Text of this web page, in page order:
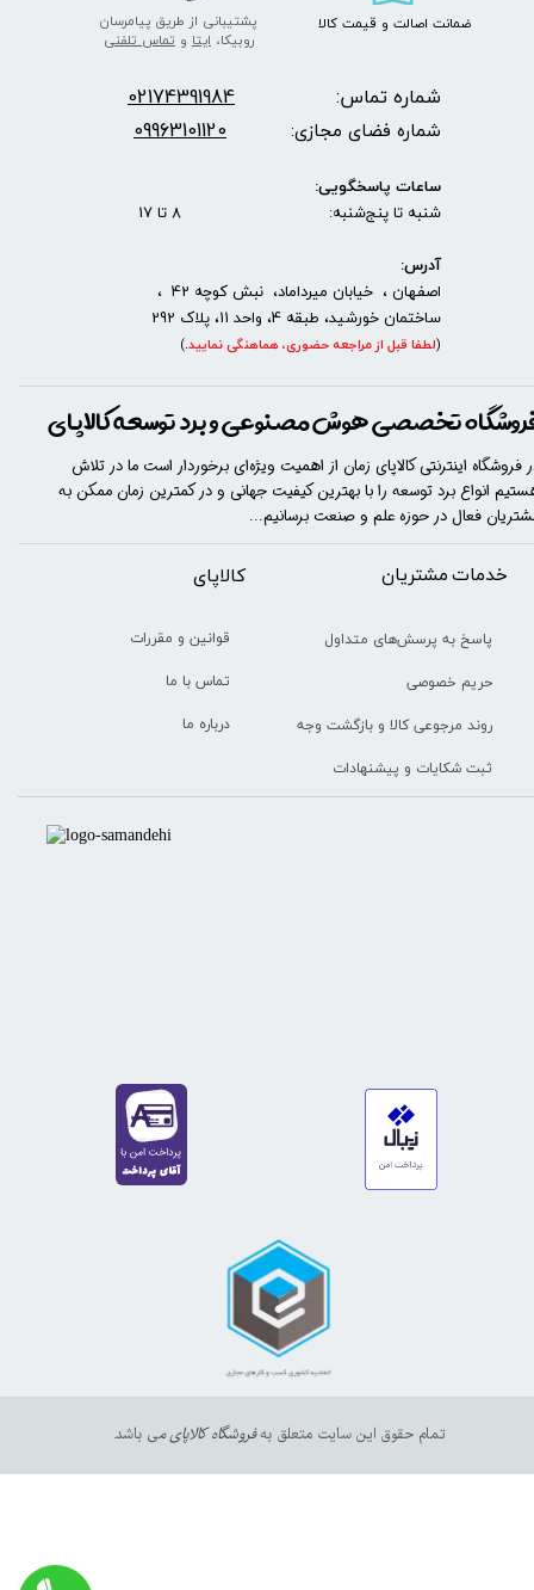
تمام حقوق این سایت متعلق بهفروشگاه کالاپای می باشد.
پشتیبانی از طریق پیامرسان
روبیکا،ایتا وتماس تلفنی
ضمانت اصالت و قیمت​​​​​​​ کالا ​​​​​​​
خدمات مشتریان
پاسخ به پرسش‌های متداول
حریم خصوصی
روند مرجوعی کالا و بازگشت وجه
ثبت شکایات و پیشنهادات
​​کالاپای
قوانین و مقررات
تماس با ما
درباره ما
تخصصی هوش مصنوعی و برد توسعه کالاپای
فروشگاه اینترنتی کالاپای زمان از اهمیت ویژه‌ای برخوردار است ما در تلاش
انواع برد توسعه را با​​​ بهترین کیفیت جهانی و در کمترین زمان ممکن به
فعال در حوزه علم و صنعت برسانیم...
شماره تماس: 02174391984
شماره فضای مجازی: 09963101120
ساعات پاسخگویی:
شنبه تا پنج‌شنبه: 8 تا 17
آدرس:
اصفهان ، خیابان میرداماد، نبش کوچه 42 ،
ساختمان خورشید، طبقه 4، واحد 11، پلاک 292
(لطفا قبل از مراجعه حضوری، هماهنگی نمایید.
)